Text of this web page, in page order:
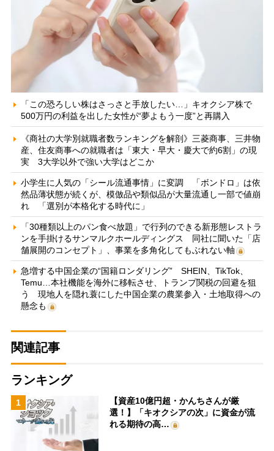
「この恐ろしい株はさっさと手放したい…」キオクシア株で
500万円の利益を出した女性が“夢よもう一度”と再購入
《商社の大学別就職者数ランキングを解剖》三菱商事、三井物
産、住友商事への就職者は「東大・早大・慶大で約6割」の現
実 3大学以外で強い大学はどこか
小学生に人気の「シール流通事情」に変調 「ボンドロ」は依
然品薄状態が続くが、模倣品や類似品が大量流通し一部で値崩
れ 「選別が本格化する時代に」
「30種類以上のパン食べ放題」で行列のできる新形態レストラ
ンを手掛けるサンマルクホールディングス 同社に聞いた「店
舗展開のコンセプト」、事業を多角化してもぶれない軸
急増する中国企業の“国籍ロンダリング” SHEIN、TikTok、
Temu…本社機能を海外に移転させ、トランプ関税の回避を狙
う 現地人を隠れ蓑にした中国企業の農業参入・土地取得への
懸念も
関連記事
ランキング
1
【資産10億円超・かんちさんが厳
選！】「キオクシアの次」に資金が流
れる期待の高…